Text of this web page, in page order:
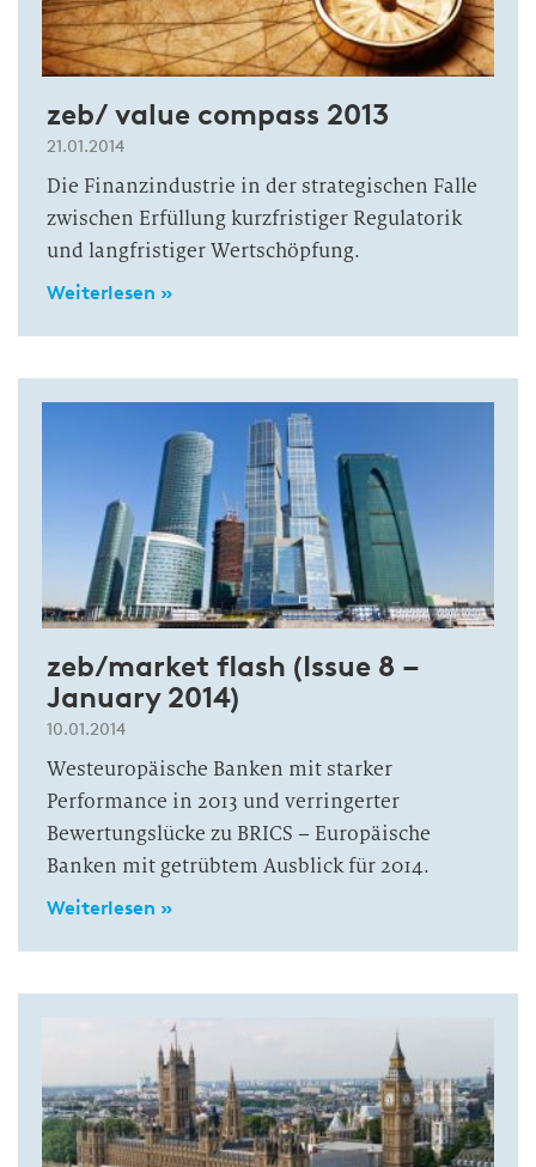
zeb/ value compass 2013
21.01.2014
Die Finanzindustrie in der strategischen Falle
zwischen Erfüllung kurzfristiger Regulatorik
und langfristiger Wertschöpfung.
Weiterlesen »
zeb/market flash (Issue 8 –
January 2014)
10.01.2014
Westeuropäische Banken mit starker
Performance in 2013 und verringerter
Bewertungslücke zu BRICS – Europäische
Banken mit getrübtem Ausblick für 2014.
Weiterlesen »